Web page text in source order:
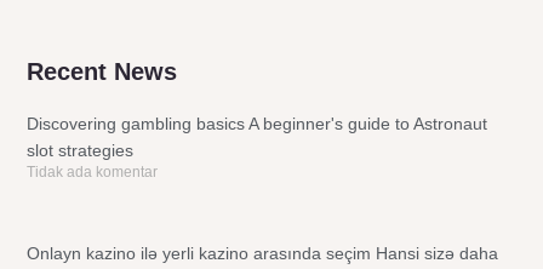
Recent News
Discovering gambling basics A beginner's guide to Astronaut
slot strategies
Tidak ada komentar
Onlayn kazino ilə yerli kazino arasında seçim Hansi sizə daha